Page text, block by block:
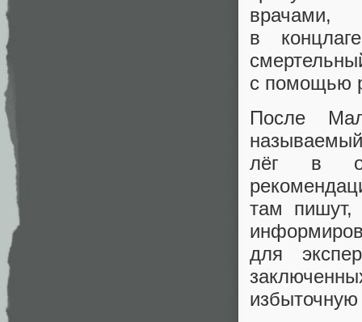
врачами,
в
с помощью
После
лёг в
там пишут,
для